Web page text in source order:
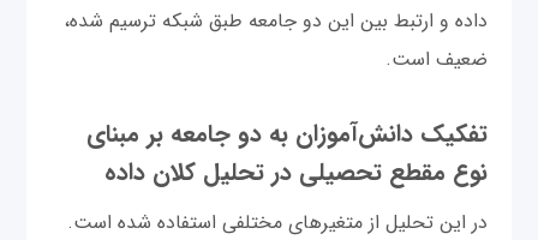
داده و ارتبط بین این دو جامعه طبق شبکه ترسیم شده،
ضعیف است.
تفکیک دانش‌آموزان به دو جامعه بر مبنای
نوع مقطع تحصیلی در تحلیل کلان داده
در این تحلیل از متغیرهای مختلفی استفاده شده است.